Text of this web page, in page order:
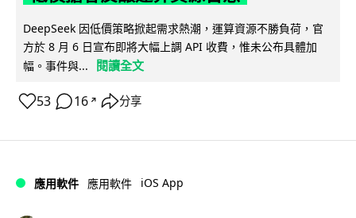
DeepSeek 因低價策略掀起需求熱潮，運算資源不勝負荷，官
方於 8 月 6 日宣布即將大幅上調 API 收費，惟未公布具體加
幅。事件與...
閱讀全文
53 16 ↗ 分享
應用軟件 應用軟件 iOS App